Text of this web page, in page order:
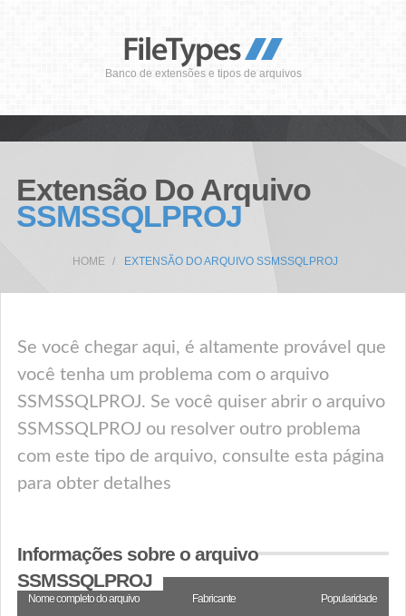
Banco de extensões e tipos de arquivos
Extensão Do Arquivo
SSMSSQLPROJ
HOME EXTENSÃO DO ARQUIVO SSMSSQLPROJ
Se você chegar aqui, é altamente provável que
você tenha um problema com o arquivo
SSMSSQLPROJ. Se você quiser abrir o arquivo
SSMSSQLPROJ ou resolver outro problema
com este tipo de arquivo, consulte esta página
para obter detalhes
Informações sobre o arquivo
SSMSSQLPROJ
Nome completo do arquivo Fabricante Popularidade